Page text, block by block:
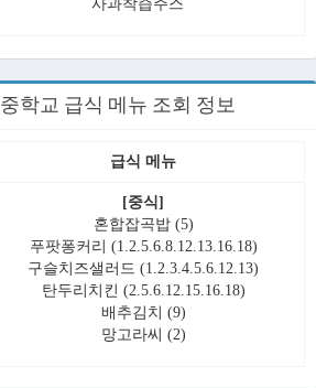
사과착즙주스
학교 급식 메뉴 조회 정보
급식 메뉴
[중식]
혼합잡곡밥 (5)
푸팟퐁커리 (1.2.5.6.8.12.13.16.18)
구슬치즈샐러드 (1.2.3.4.5.6.12.13)
탄두리치킨 (2.5.6.12.15.16.18)
배추김치 (9)
망고라씨 (2)